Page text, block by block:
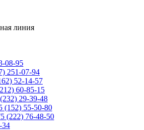
линия
08-95
251-07-94
52-14-57
60-85-15
29-39-48
(152) 55-50-80
(222) 76-48-50
34